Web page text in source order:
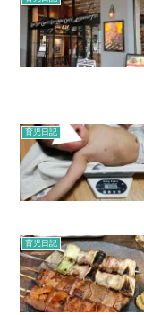
育児日記
育児日記